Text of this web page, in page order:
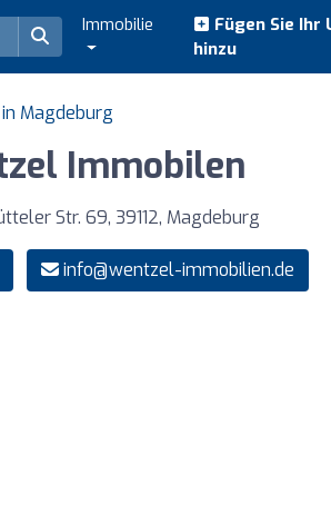
Immobilie
Fügen Sie
hinzu
Magdeburg
Immobilen
Str. 69, 39112, Magdeburg
info@wentzel-immobilien.de